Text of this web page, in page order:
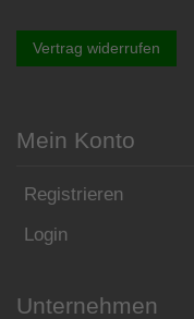
Vertrag widerrufen
Mein Konto
Registrieren
Login
Unternehmen